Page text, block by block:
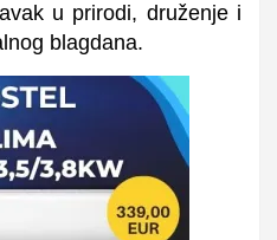
u prirodi, druženje i
blagdana.